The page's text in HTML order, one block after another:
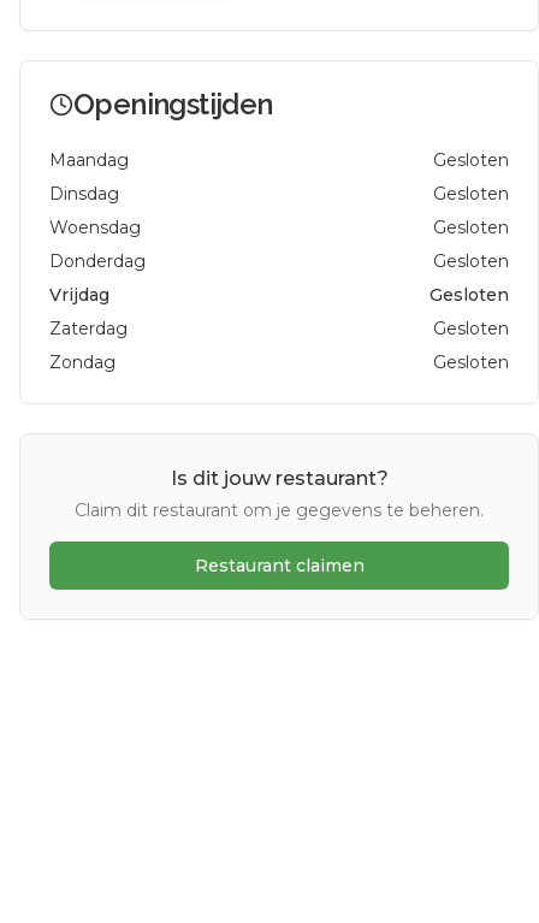
Openingstijden
Maandag
Gesloten
Dinsdag
Gesloten
Woensdag
Gesloten
Donderdag
Gesloten
Vrijdag
Gesloten
Zaterdag
Gesloten
Zondag
Gesloten
Is dit jouw restaurant?
Claim dit restaurant om je gegevens te beheren.
Restaurant claimen